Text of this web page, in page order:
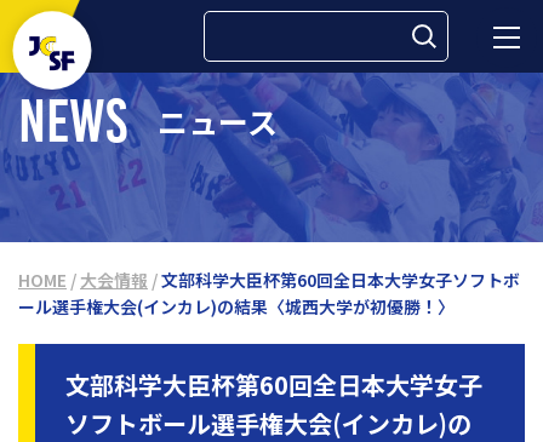
検索:
NEWS ニュース
HOME / 大会情報 /文部科学大臣杯第60回全日本大学女子ソフトボ
ール選手権大会(インカレ)の結果〈城西大学が初優勝！〉
文部科学大臣杯第60回全日本大学女子
ソフトボール選手権大会(インカレ)の